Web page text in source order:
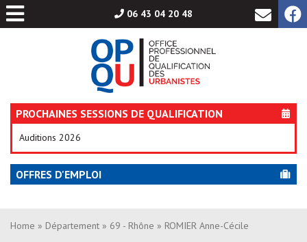
06 43 04 20 48
PROCHAINES SESSIONS DE QUALIFICATION
Auditions 2026
OFFRES D'EMPLOI
Aller
au
Home » Département » 69 - Rhône » ROMIER Anne-Cécile